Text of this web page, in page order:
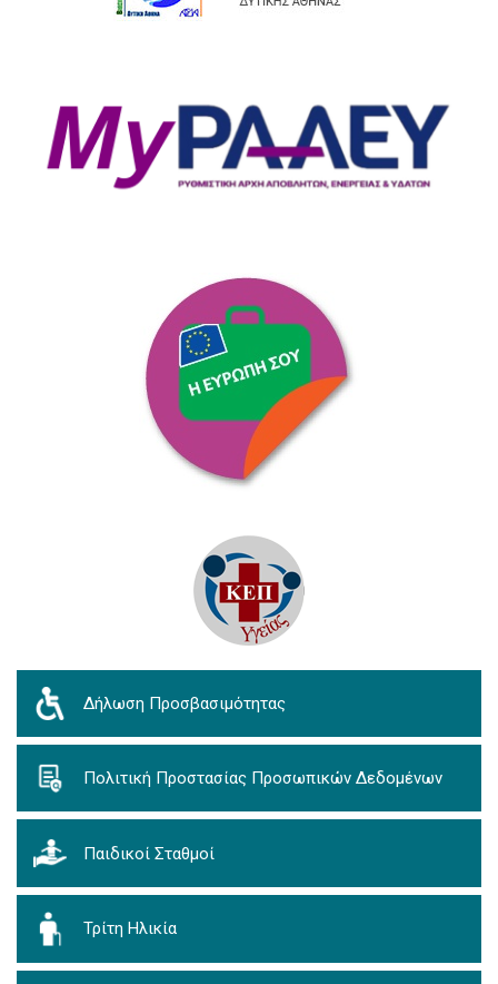
Δήλωση Προσβασιμότητας
Πολιτική Προστασίας Προσωπικών Δεδομένων
Παιδικοί Σταθμοί
Τρίτη Ηλικία